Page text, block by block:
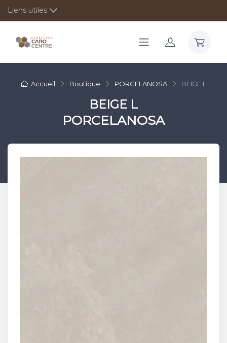
Liens utiles
Accueil Boutique PORCELANOSA BEIGE L
BEIGE L
PORCELANOSA